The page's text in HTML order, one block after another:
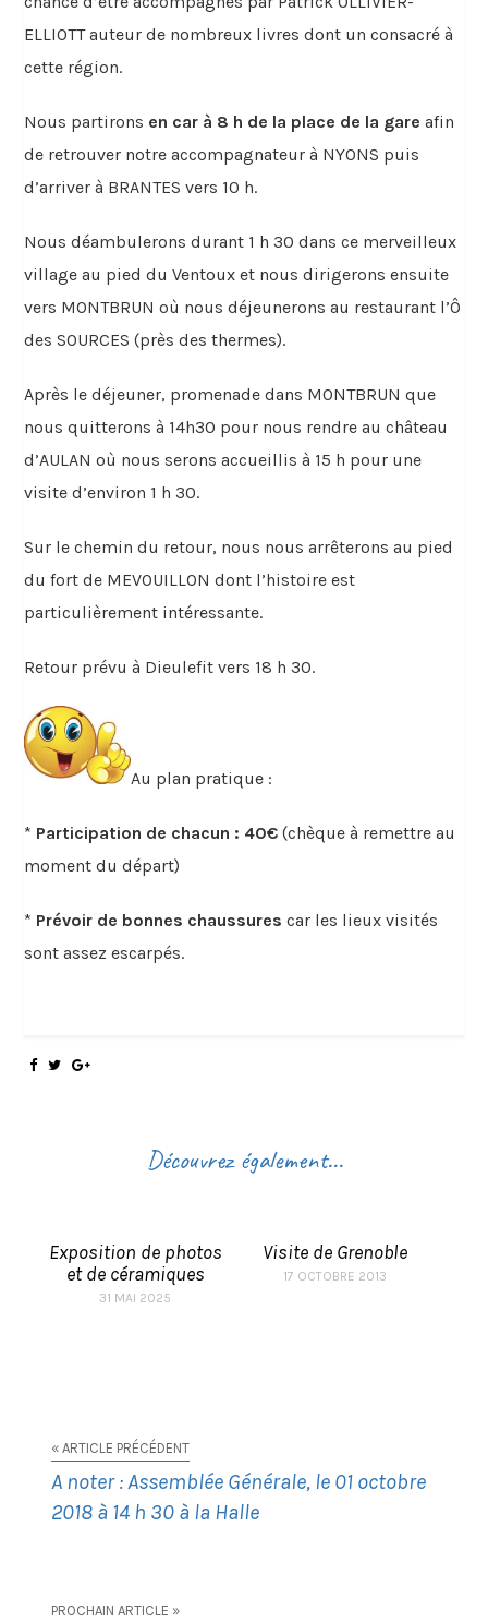
ELLIOTT auteur de nombreux livres dont un consacré à
cette région.
Nous partirons en car à 8 h de la place de la gare afin
de retrouver notre accompagnateur à NYONS puis
d’arriver à BRANTES vers 10 h.
Nous déambulerons durant 1 h 30 dans ce merveilleux
village au pied du Ventoux et nous dirigerons ensuite
vers MONTBRUN où nous déjeunerons au restaurant l’Ô
des SOURCES (près des thermes).
Après le déjeuner, promenade dans MONTBRUN que
nous quitterons à 14h30 pour nous rendre au château
d’AULAN où nous serons accueillis à 15 h pour une
visite d’environ 1 h 30.
Sur le chemin du retour, nous nous arrêterons au pied
du fort de MEVOUILLON dont l’histoire est
particulièrement intéressante.
Retour prévu à Dieulefit vers 18 h 30.
Au plan pratique :
* Participation de chacun : 40€ (chèque à remettre au
moment du départ)
* Prévoir de bonnes chaussures car les lieux visités
sont assez escarpés.
Découvrez également...
Exposition de photos
et de céramiques
31 MAI 2025
Visite de Grenoble
17 OCTOBRE 2013
« ARTICLE PRÉCÉDENT
A noter : Assemblée Générale, le 01 octobre
2018 à 14 h 30 à la Halle
PROCHAIN ARTICLE »